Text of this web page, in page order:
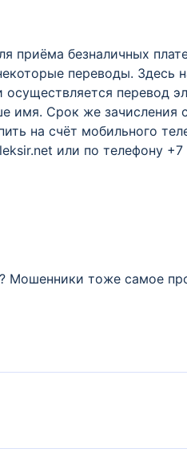
приёма безналичных
переводы. Здесь
осуществляется перевод
имя. Срок же зачисления
на счёт мобильного
или по телефону +7
Мошенники тоже самое